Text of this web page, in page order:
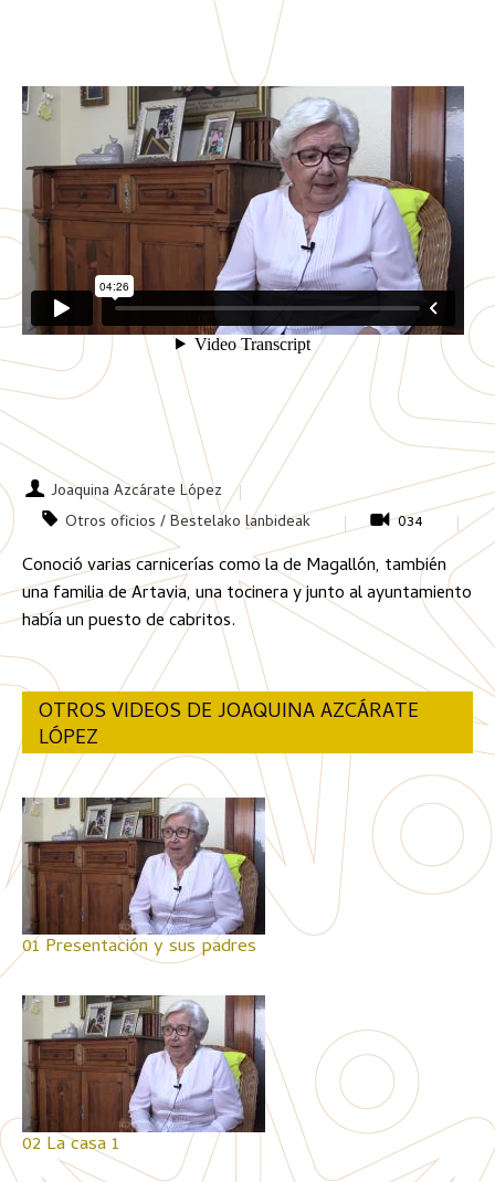
Joaquina Azcárate López
Otros oficios / Bestelako lanbideak
034
Conoció varias carnicerías como la de Magallón, también
una familia de Artavia, una tocinera y junto al ayuntamiento
había un puesto de cabritos.
OTROS VIDEOS DE JOAQUINA AZCÁRATE
LÓPEZ
01 Presentación y sus padres
02 La casa 1